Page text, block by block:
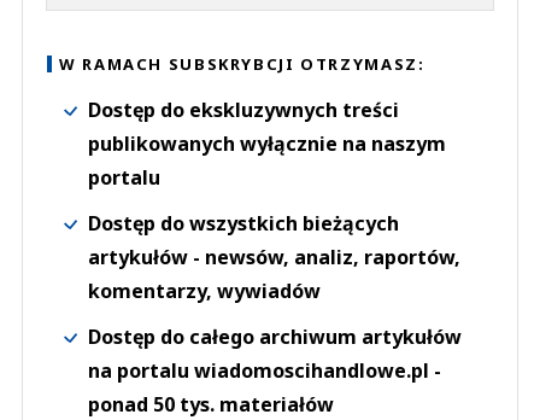
W RAMACH SUBSKRYBCJI OTRZYMASZ:
Dostęp do ekskluzywnych treści
publikowanych wyłącznie na naszym
portalu
Dostęp do wszystkich bieżących
artykułów - newsów, analiz, raportów,
komentarzy, wywiadów
Dostęp do całego archiwum artykułów
na portalu wiadomoscihandlowe.pl -
ponad 50 tys. materiałów